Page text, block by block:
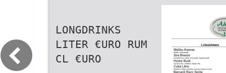
LONGDRINKS
LITER €URO RUM
CL €URO